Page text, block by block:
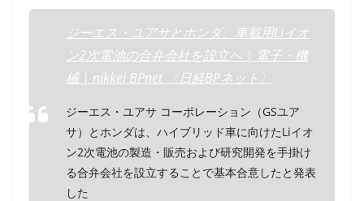
ジーエス・ユアサとホンダ、車載用Liイオ
ン2次電池の合弁会社を設立へ | 電子・機
械 | nikkei BPnet 〈日経BPネット〉
ジーエス・ユアサ コーポレーション（GSユア
サ）とホンダは、ハイブリッド車に向けたLiイオ
ン2次電池の製造・販売および研究開発を手掛け
る合弁会社を設立することで基本合意したと発表
した